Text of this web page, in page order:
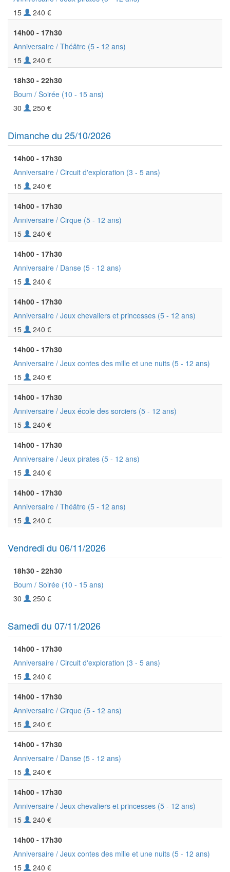
15
240 €
14h00 - 17h30
Anniversaire / Théâtre (5 - 12 ans)
15
240 €
18h30 - 22h30
Boum / Soirée (10 - 15 ans)
30
250 €
Dimanche du 25/10/2026
14h00 - 17h30
Anniversaire / Circuit d'exploration (3 - 5 ans)
15
240 €
14h00 - 17h30
Anniversaire / Cirque (5 - 12 ans)
15
240 €
14h00 - 17h30
Anniversaire / Danse (5 - 12 ans)
15
240 €
14h00 - 17h30
Anniversaire / Jeux chevaliers et princesses (5 - 12 ans)
15
240 €
14h00 - 17h30
Anniversaire / Jeux contes des mille et une nuits (5 - 12 ans)
15
240 €
14h00 - 17h30
Anniversaire / Jeux école des sorciers (5 - 12 ans)
15
240 €
14h00 - 17h30
Anniversaire / Jeux pirates (5 - 12 ans)
15
240 €
14h00 - 17h30
Anniversaire / Théâtre (5 - 12 ans)
15
240 €
Vendredi du 06/11/2026
18h30 - 22h30
Boum / Soirée (10 - 15 ans)
30
250 €
Samedi du 07/11/2026
14h00 - 17h30
Anniversaire / Circuit d'exploration (3 - 5 ans)
15
240 €
14h00 - 17h30
Anniversaire / Cirque (5 - 12 ans)
15
240 €
14h00 - 17h30
Anniversaire / Danse (5 - 12 ans)
15
240 €
14h00 - 17h30
Anniversaire / Jeux chevaliers et princesses (5 - 12 ans)
15
240 €
14h00 - 17h30
Anniversaire / Jeux contes des mille et une nuits (5 - 12 ans)
15
240 €